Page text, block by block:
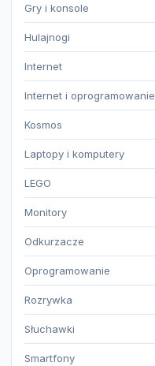
Gry i konsole
Hulajnogi
Internet
Internet i oprogramowanie
Kosmos
Laptopy i komputery
LEGO
Monitory
Odkurzacze
Oprogramowanie
Rozrywka
Słuchawki
Smartfony